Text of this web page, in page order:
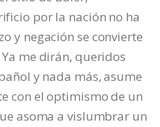
por la nación no ha
y negación se convierte
me dirán, queridos
y nada más, asume
con el optimismo de un
asoma a vislumbrar un